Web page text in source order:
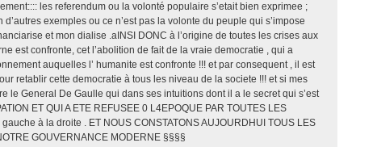
les referendum ou la volonté populaire s’etait bien exprimee ;
d’autres exemples ou ce n’est pas la volonte du peuple qui s’impose
et mon dialise .aINSI DONC à l’origine de toutes les crises aux
est confronte, cet l’abolition de fait de la vraie democratie , qui a
auquelles l’ humanite est confronte !!! et par consequent , il est
retablir cette democratie à tous les niveau de la societe !!! et si mes
le General De Gaulle qui dans ses intuitions dont il a le secret qui s’est
ET QUI A ETE REFUSEE 0 L4EPOQUE PAR TOUTES LES
à la droite . ET NOUS CONSTATONS AUJOURDHUI TOUS LES
GOUVERNANCE MODERNE §§§§